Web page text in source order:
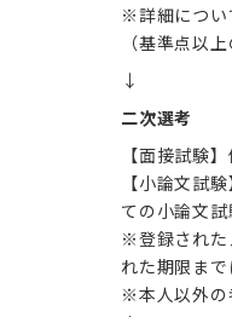
※詳細につい
（基準点以
↓
二次選考
【面接試験
【小論文試
ての小論文試
※登録された
れた期限まで
※本人以外の